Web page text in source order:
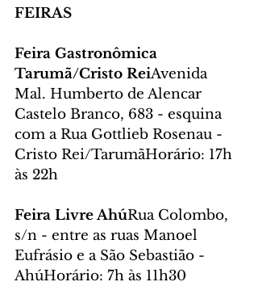
FEIRAS
Feira Gastronômica
Tarumã/Cristo ReiAvenida
Mal. Humberto de Alencar
Castelo Branco, 683 - esquina
com a Rua Gottlieb Rosenau -
Cristo Rei/TarumãHorário: 17h
às 22h
Feira Livre AhúRua Colombo,
s/n - entre as ruas Manoel
Eufrásio e a São Sebastião -
AhúHorário: 7h às 11h30